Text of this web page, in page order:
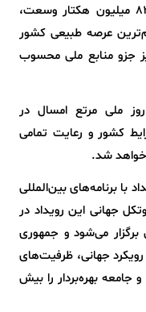
وی ادامه داد: مراتع کشور با بیش از ۸۳ میلیون هکتار وسعت،
عرصه طبیعی کشور
جزو منابع ملی محسوب
ملی مرتع امسال در
کشور و رعایت تمامی
خواهد شد.
با برنامه‌های بین‌المللی
جهانی این رویداد در
می‌شود و جمهوری
رویکرد جهانی، ظرفیت‌های
جامعه بهره‌بردار را بیش